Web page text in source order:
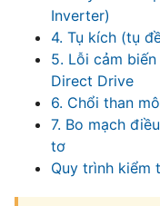
Inverter)
4. Tụ kích (tụ
5. Lỗi cảm
Direct Drive
6. Chổi than
7. Bo mạch
tơ
Quy trình kiểm